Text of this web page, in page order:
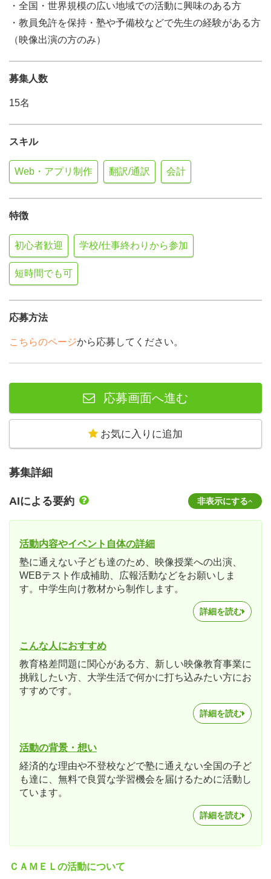
・全国・世界規模の広い地域での活動に興味のある方
・教員免許を保持・塾や予備校などで先生の経験がある方
（映像出演の方のみ）
募集人数
15名
スキル
Web・アプリ制作 翻訳/通訳 会計
特徴
初心者歓迎 学校/仕事終わりから参加
短時間でも可
応募方法
こちらのページから応募してください。
応募画面へ進む
お気に入りに追加
募集詳細
AIによる要約 非表示にする
活動内容やイベント自体の詳細
塾に通えない子ども達のため、映像授業への出演、
WEBテスト作成補助、広報活動などをお願いしま
す。中学生向け教材から制作します。
詳細を読む
こんな人におすすめ
教育格差問題に関心がある方、新しい映像教育事業に
挑戦したい方、大学生活で何かに打ち込みたい方にお
すすめです。
詳細を読む
活動の背景・想い
経済的な理由や不登校などで塾に通えない全国の子ど
も達に、無料で良質な学習機会を届けるために活動し
ています。
詳細を読む
ＣＡＭＥＬの活動について